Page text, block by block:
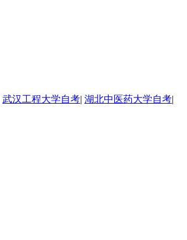
武汉工程大学自考| 湖北中医药大学自考|